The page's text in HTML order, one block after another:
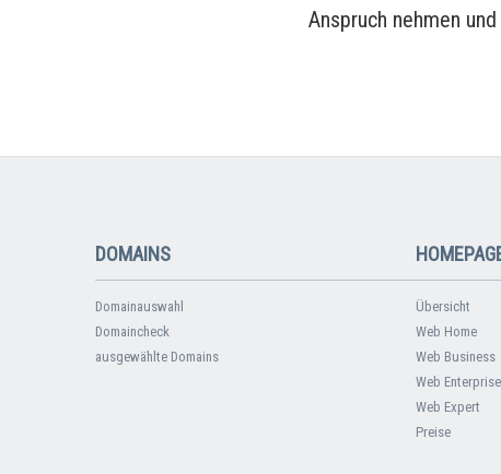
Anspruch nehmen
DOMAINS
Domainauswahl
Domaincheck
ausgewählte Domains
Übersicht
Web Home
Web Business
Web Enterprise
Web Expert
Preise